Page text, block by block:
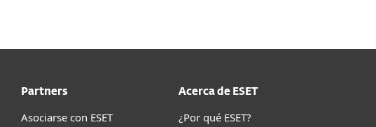
Partners
Asociarse con ESET
Acerca de ESET
¿Por qué ESET?